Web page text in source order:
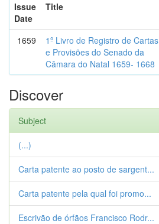
Issue
Date
Title
1659
1º Livro de Registro de Cartas
e Provisões do Senado da
Câmara do Natal 1659- 1668
Discover
Subject
(...)
Carta patente ao posto de sargent...
Carta patente pela qual foi promo...
Escrivão de órfãos Francisco Rodr...